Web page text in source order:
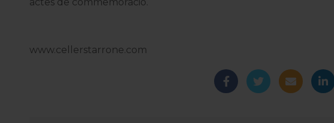
actes de commemoració.
www.cellerstarrone.com